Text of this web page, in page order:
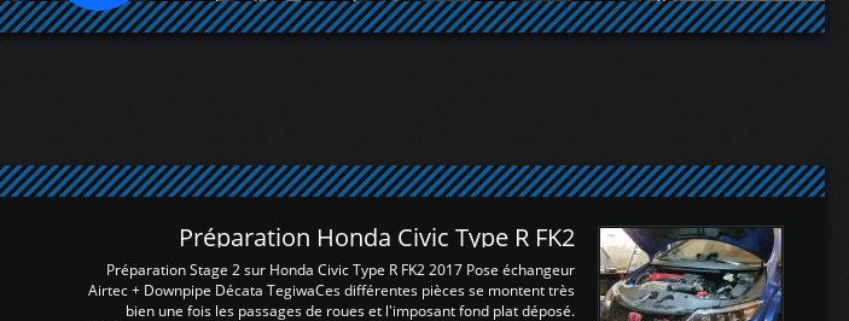
Préparation Honda Civic Type R FK2
Préparation Stage 2 sur Honda Civic Type R FK2 2017 Pose échangeur
Airtec + Downpipe Décata TegiwaCes différentes pièces se montent très
bien une fois les passages de roues et l'imposant fond plat déposé.